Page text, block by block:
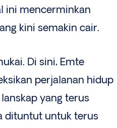
ini mencerminkan
kini semakin cair.
Di sini, Emte
perjalanan hidup
yang terus
dituntut untuk terus